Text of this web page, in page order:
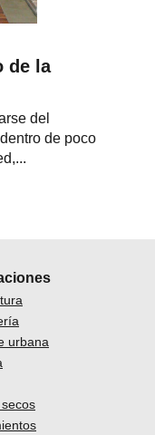
de la
del
de poco
urbana